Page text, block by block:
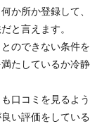
か所か登録して、
と言えます。
のできない条件を
たしているか冷静
口コミを見るよう
い評価をしている